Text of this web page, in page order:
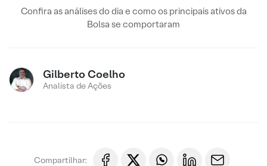
Confira as análises do dia e como os principais ativos da
Bolsa se comportaram
Gilberto Coelho
Analista de Ações
Compartilhar: